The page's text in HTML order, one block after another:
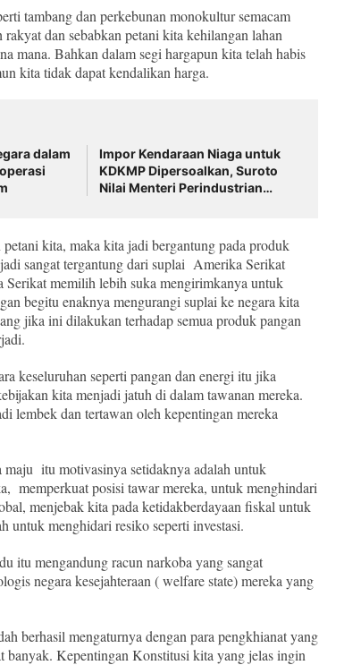
tambang dan perkebunan monokultur semacam
dan sebabkan petani kita kehilangan lahan
mana. Bahkan dalam segi hargapun kita telah habis
kita tidak dapat kendalikan harga.
dalam
Impor Kendaraan Niaga untuk
KDKMP Dipersoalkan, Suroto
Nilai Menteri Perindustrian
kita, maka kita jadi bergantung pada produk
sangat tergantung dari suplai Amerika Serikat
Serikat memilih lebih suka mengirimkanya untuk
begitu enaknya mengurangi suplai ke negara kita
jika ini dilakukan terhadap semua produk pangan
keseluruhan seperti pangan dan energi itu jika
kita menjadi jatuh di dalam tawanan mereka.
lembek dan tertawan oleh kepentingan mereka
itu motivasinya setidaknya adalah untuk
memperkuat posisi tawar mereka, untuk menghindari
menjebak kita pada ketidakberdayaan fiskal untuk
untuk menghidari resiko seperti investasi.
itu mengandung racun narkoba yang sangat
negara kesejahteraan ( welfare state) mereka yang
berhasil mengaturnya dengan para pengkhianat yang
banyak. Kepentingan Konstitusi kita yang jelas ingin